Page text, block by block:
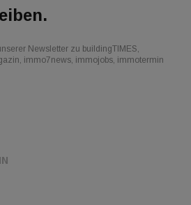
Newsletter zu buildingTIMES,
immo7news, immojobs, immotermin